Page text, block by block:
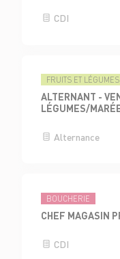
CDI
FRUITS ET LÉGUMES
ALTERNANT -
LÉGUMES/
Alternance
BOUCHERIE
CHEF MAGASIN
CDI